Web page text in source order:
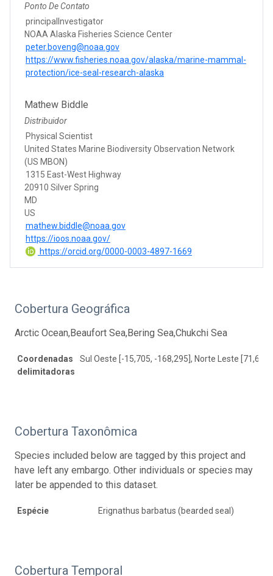
Ponto De Contato
principalInvestigator
NOAA Alaska Fisheries Science Center
peter.boveng@noaa.gov
https://www.fisheries.noaa.gov/alaska/marine-mammal-
protection/ice-seal-research-alaska
Mathew Biddle
Distribuidor
Physical Scientist
United States Marine Biodiversity Observation Network
(US MBON)
1315 East-West Highway
20910 Silver Spring
MD
US
mathew.biddle@noaa.gov
https://ioos.noaa.gov/
https://orcid.org/0000-0003-4897-1669
Cobertura Geográfica
Arctic Ocean,Beaufort Sea,Bering Sea,Chukchi Sea
Coordenadas
delimitadoras
Sul Oeste [-15,705, -168,295], Norte Leste
Cobertura Taxonômica
Species included below are tagged by this project and
have left any embargo. Other individuals or species may
later be appended to this dataset.
Espécie Erignathus barbatus (bearded seal)
Cobertura Temporal